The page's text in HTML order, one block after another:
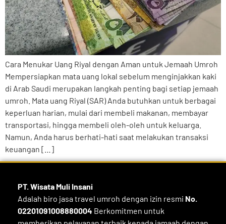
Cara Menukar Uang Riyal dengan Aman untuk Jemaah Umroh
Mempersiapkan mata uang lokal sebelum menginjakkan kaki
di Arab Saudi merupakan langkah penting bagi setiap jemaah
umroh. Mata uang Riyal (SAR) Anda butuhkan untuk berbagai
keperluan harian, mulai dari membeli makanan, membayar
transportasi, hingga membeli oleh-oleh untuk keluarga.
Namun, Anda harus berhati-hati saat melakukan transaksi
keuangan […]
PT. Wisata Muli Insani
Adalah biro jasa travel umroh dengan izin resmi No.
02201091008880004 Berkomitmen untuk